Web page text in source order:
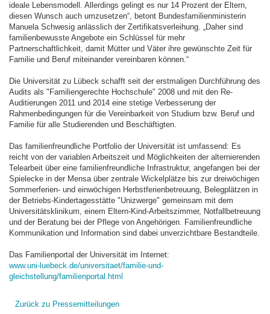
ideale Lebensmodell. Allerdings gelingt es nur 14 Prozent der Eltern,
diesen Wunsch auch umzusetzen“, betont Bundesfamilienministerin
Manuela Schwesig anlässlich der Zertifikatsverleihung. „Daher sind
familienbewusste Angebote ein Schlüssel für mehr
Partnerschaftlichkeit, damit Mütter und Väter ihre gewünschte Zeit für
Familie und Beruf miteinander vereinbaren können.“
Die Universität zu Lübeck schafft seit der erstmaligen Durchführung des
Audits als "Familiengerechte Hochschule" 2008 und mit den Re-
Auditierungen 2011 und 2014 eine stetige Verbesserung der
Rahmenbedingungen für die Vereinbarkeit von Studium bzw. Beruf und
Familie für alle Studierenden und Beschäftigten.
Das familienfreundliche Portfolio der Universität ist umfassend: Es
reicht von der variablen Arbeitszeit und Möglichkeiten der alternierenden
Telearbeit über eine familienfreundliche Infrastruktur, angefangen bei der
Spielecke in der Mensa über zentrale Wickelplätze bis zur dreiwöchigen
Sommerferien- und einwöchigen Herbstferienbetreuung, Belegplätzen in
der Betriebs-Kindertagesstätte "Unizwerge" gemeinsam mit dem
Universitätsklinikum, einem Eltern-Kind-Arbeitszimmer, Notfallbetreuung
und der Beratung bei der Pflege von Angehörigen. Familienfreundliche
Kommunikation und Information sind dabei unverzichtbare Bestandteile.
Das Familienportal der Universität im Internet:
www.uni-luebeck.de/universitaet/familie-und-
gleichstellung/familienportal.html
Zurück zu Pressemitteilungen